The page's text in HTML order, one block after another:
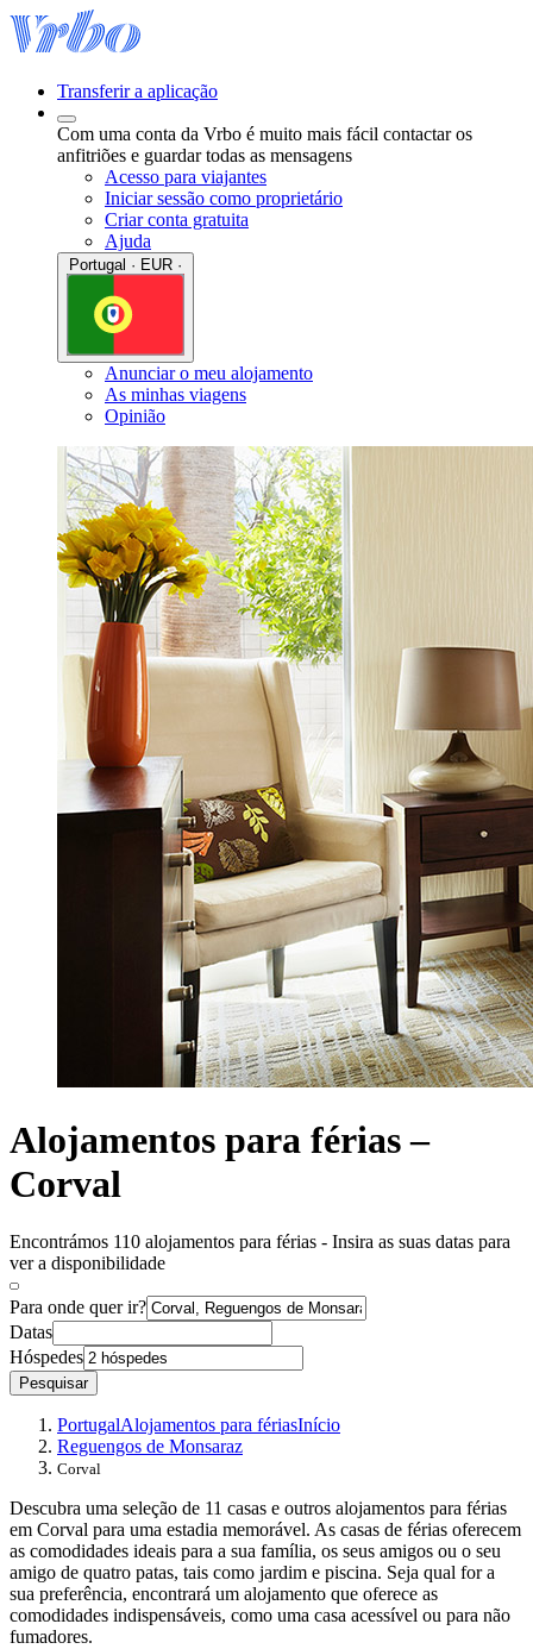
Transferir a aplicação
Com uma conta da Vrbo é muito mais fácil contactar os
anfitriões e guardar todas as mensagens
Acesso para viajantes
Iniciar sessão como proprietário
Criar conta gratuita
Ajuda
Anunciar o meu alojamento
As minhas viagens
Opinião
Alojamentos para férias –
Corval
Encontrámos 110 alojamentos para férias - Insira as suas datas para
ver a disponibilidade
Para onde quer ir?
Datas
Hóspedes
Pesquisar
PortugalAlojamentos para fériasInício
Reguengos de Monsaraz
Corval
Descubra uma seleção de 11 casas e outros alojamentos para férias
em Corval para uma estadia memorável. As casas de férias oferecem
as comodidades ideais para a sua família, os seus amigos ou o seu
amigo de quatro patas, tais como jardim e piscina. Seja qual for a
sua preferência, encontrará um alojamento que oferece as
comodidades indispensáveis, como uma casa acessível ou para não
fumadores.